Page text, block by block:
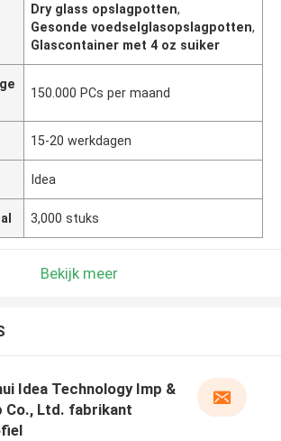
Dry glass opslagpotten,
Gesonde voedselglasopslagpotten,
Glascontainer met 4 oz suiker
150.000 PCs per maand
15-20 werkdagen
Idea
3,000 stuks
Bekijk meer
Idea Technology Imp &
Co., Ltd. fabrikant